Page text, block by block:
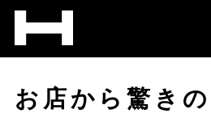
お店から驚き